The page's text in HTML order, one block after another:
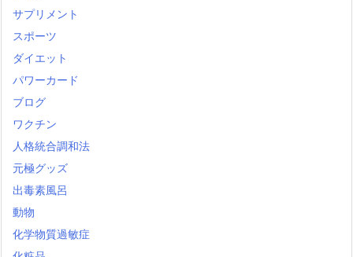
サプリメント
スポーツ
ダイエット
パワーカード
ブログ
ワクチン
人格統合調和法
元極グッズ
出毒素風呂
動物
化学物質過敏症